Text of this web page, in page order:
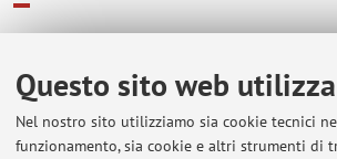
Questo sito web
Nel nostro sito utilizziamo sia cookie tecnici
funzionamento, sia cookie e altri strumenti di
Tel:
+39 051 20 9 4201
Altri contatti
E-mail:
fiorenzo.facchini@unibo.it